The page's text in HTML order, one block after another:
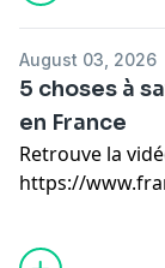
August 03, 2026
5 choses à
en France
Retrouve la
https://